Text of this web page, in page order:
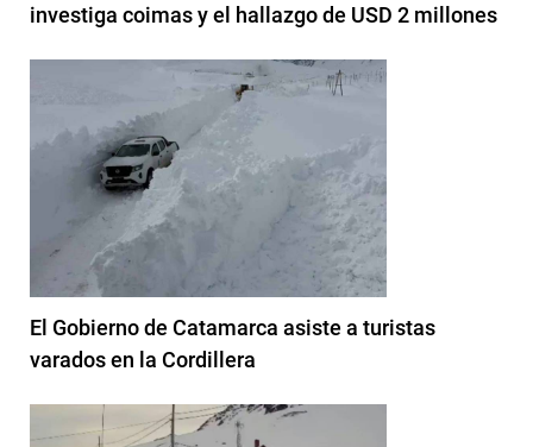
investiga coimas y el hallazgo de USD 2 millones
El Gobierno de Catamarca asiste a turistas
varados en la Cordillera